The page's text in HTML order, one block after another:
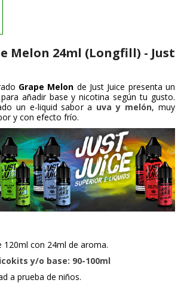
Melon 24ml (Longfill) - Just
Grape Melon de Just Juice presenta un
añadir base y nicotina según tu gusto.
un e-liquid sabor a uva y melón, muy
y con efecto frío.
120ml con 24ml de aroma.
y/o base: 90-100ml
a prueba de niños.